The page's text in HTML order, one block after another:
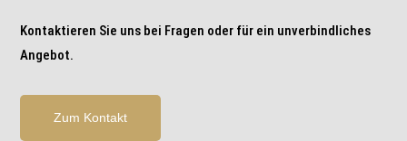
Kontaktieren Sie uns bei Fragen oder für ein unverbindliches
Angebot.
Zum Kontakt